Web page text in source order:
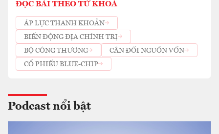
ĐỌC BÀI THEO TỪ KHOÁ
ÁP LỰC THANH KHOẢN
BIẾN ĐỘNG ĐỊA CHÍNH TRỊ
BỘ CÔNG THƯƠNG
CÂN ĐỐI NGUỒN VỐN
CỔ PHIẾU BLUE-CHIP
Podcast nổi bật